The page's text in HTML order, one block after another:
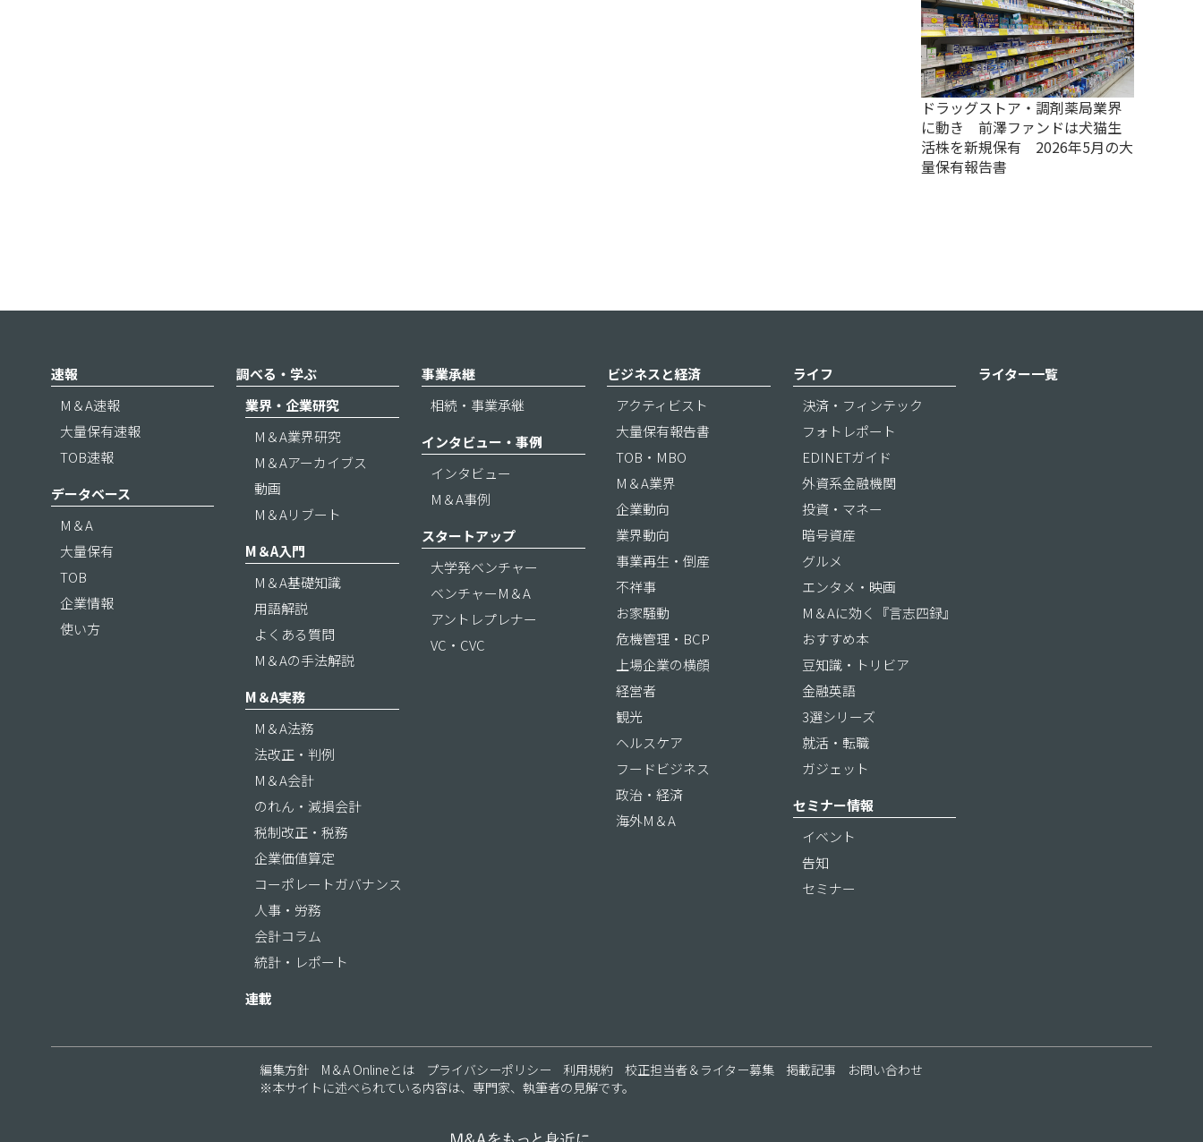
ドラッグストア・調剤薬局業界
に動き 前澤ファンドは犬猫生
活株を新規保有 2026年5月の大
量保有報告書
速報
M＆A速報
大量保有速報
TOB速報
データベース
M＆A
大量保有
TOB
企業情報
使い方
調べる・学ぶ
業界・企業研究
M＆A業界研究
M＆Aアーカイブス
動画
M＆Aリブート
M＆A入門
M＆A基礎知識
用語解説
よくある質問
M＆Aの手法解説
M＆A実務
M＆A法務
法改正・判例
M＆A会計
のれん・減損会計
税制改正・税務
企業価値算定
コーポレートガバナンス
人事・労務
会計コラム
統計・レポート
連載
事業承継
相続・事業承継
インタビュー・事例
インタビュー
M＆A事例
スタートアップ
大学発ベンチャー
ベンチャーM＆A
アントレプレナー
VC・CVC
ビジネスと経済
アクティビスト
大量保有報告書
TOB・MBO
M＆A業界
企業動向
業界動向
事業再生・倒産
不祥事
お家騒動
危機管理・BCP
上場企業の横顔
経営者
観光
ヘルスケア
フードビジネス
政治・経済
海外M＆A
ライフ
決済・フィンテック
フォトレポート
EDINETガイド
外資系金融機関
投資・マネー
暗号資産
グルメ
エンタメ・映画
M＆Aに効く『言志四録』
おすすめ本
豆知識・トリビア
金融英語
3選シリーズ
就活・転職
ガジェット
セミナー情報
イベント
告知
セミナー
ライター一覧
編集方針 M＆A Onlineとは プライバシーポリシー 利用規約 校正担当者＆ライター募集 掲載記事
お問い合わせ
※本サイトに述べられている内容は、専門家、執筆者の見解です。